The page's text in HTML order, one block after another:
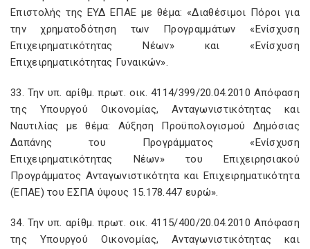
Επιστολής της ΕΥΔ ΕΠΑΕ με θέμα: «Διαθέσιμοι Πόροι για
την χρηματοδότηση των Προγραμμάτων «Ενίσχυση
Επιχειρηματικότητας Νέων» και «Ενίσχυση
Επιχειρηματικότητας Γυναικών».
33. Την υπ. αρίθμ. πρωτ. οικ. 4114/399/20.04.2010 Απόφαση
της Υπουργού Οικονομίας, Ανταγωνιστικότητας και
Ναυτιλίας με θέμα: Αύξηση Προϋπολογισμού Δημόσιας
Δαπάνης του Προγράμματος «Ενίσχυση
Επιχειρηματικότητας Νέων» του Επιχειρησιακού
Προγράμματος Ανταγωνιστικότητα και Επιχειρηματικότητα
(ΕΠΑΕ) του ΕΣΠΑ ύψους 15.178.447 ευρώ».
34. Την υπ. αρίθμ. πρωτ. οικ. 4115/400/20.04.2010 Απόφαση
της Υπουργού Οικονομίας, Ανταγωνιστικότητας και